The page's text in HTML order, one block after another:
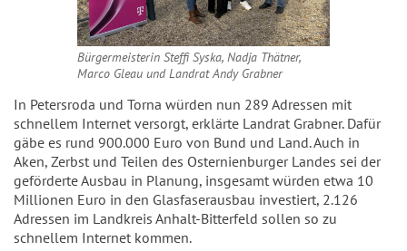
Bürgermeisterin Steffi Syska, Nadja Thätner,
Marco Gleau und Landrat Andy Grabner
In Petersroda und Torna würden nun 289 Adressen mit
schnellem Internet versorgt, erklärte Landrat Grabner. Dafür
gäbe es rund 900.000 Euro von Bund und Land. Auch in
Aken, Zerbst und Teilen des Osternienburger Landes sei der
geförderte Ausbau in Planung, insgesamt würden etwa 10
Millionen Euro in den Glasfaserausbau investiert, 2.126
Adressen im Landkreis Anhalt-Bitterfeld sollen so zu
schnellem Internet kommen.